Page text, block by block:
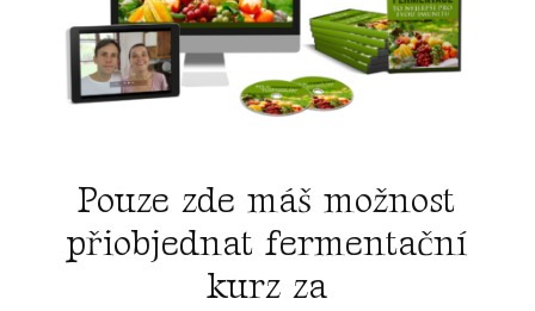
Pouze zde máš možnost
přiobjednat fermentační
kurz za